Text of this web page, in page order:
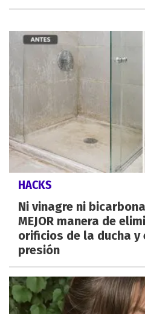
HACKS
Ni vinagre ni
MEJOR manera de
orificios de la ducha y
presión